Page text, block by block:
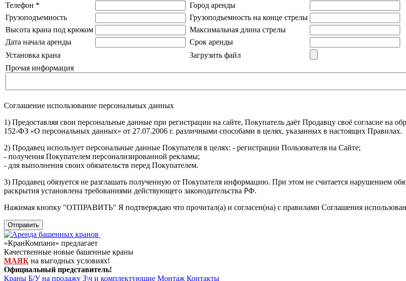
Телефон *
Город аренды
Грузоподъемность
Грузоподъемность на конце стрелы
Высота крана под крюком
Максимальная длина стрелы
Дата начала аренды
Срок аренды
Установка крана
Загрузить файл
Прочая информация
Соглашение использование персональных данных
1) Предоставляя свои персональные данные при регистрации на сайте, Покупатель даёт Продавцу своё согласие на
152-ФЗ «О персональных данных» от 27.07.2006 г. различными способами в целях, указанных в настоящих Правилах.
2) Продавец использует персональные данные Покупателя в целях: - регистрации Пользователя на Сайте;
- получения Покупателем персонализированной рекламы;
- для выполнения своих обязательств перед Покупателем.
3) Продавец обязуется не разглашать полученную от Покупателя информацию. При этом не считается нарушением
раскрытия установлена требованиями действующего законодательства РФ.
Нажимая кнопку "ОТПРАВИТЬ" Я подтверждаю что прочитал(а) и согласен(на) с правилами Соглашения
Отправить
«КранКомпани» предлагает
Качественные новые башенные краны
МАЯК на выгодных условиях!
Официальный представитель!
Краны Б/У на продажу З\ч и комплектующие Монтаж Контакты